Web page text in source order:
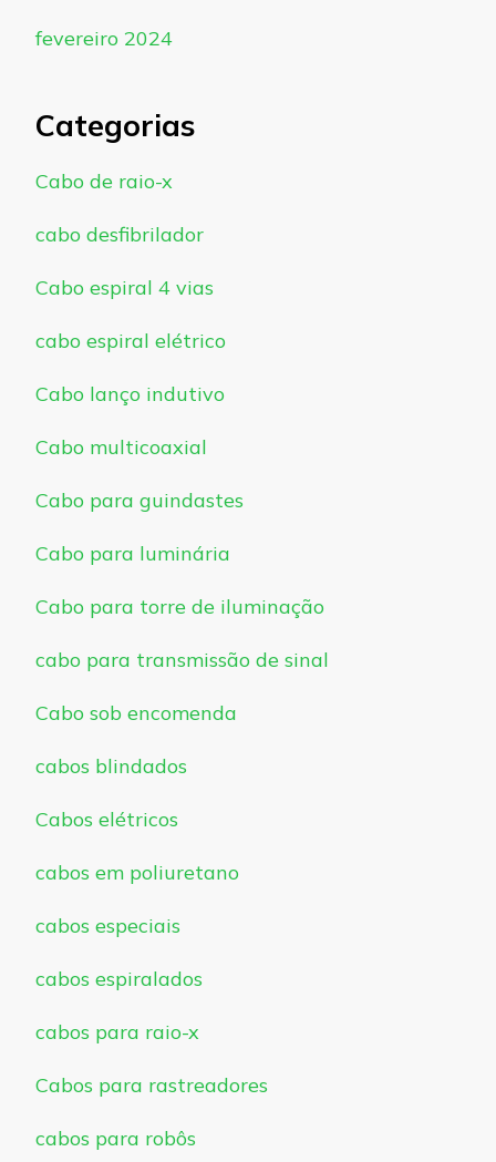
fevereiro 2024
Categorias
Cabo de raio-x
cabo desfibrilador
Cabo espiral 4 vias
cabo espiral elétrico
Cabo lanço indutivo
Cabo multicoaxial
Cabo para guindastes
Cabo para luminária
Cabo para torre de iluminação
cabo para transmissão de sinal
Cabo sob encomenda
cabos blindados
Cabos elétricos
cabos em poliuretano
cabos especiais
cabos espiralados
cabos para raio-x
Cabos para rastreadores
cabos para robôs